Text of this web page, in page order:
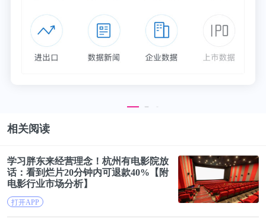
相关阅读
学习胖东来经营理念！杭州有电影院放
话：看到烂片20分钟内可退款40%【附
电影行业市场分析】
打开APP